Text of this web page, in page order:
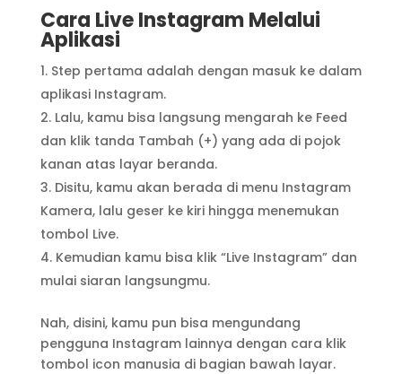
Cara Live Instagram Melalui
Aplikasi
Step pertama adalah dengan masuk ke dalam
aplikasi Instagram.
Lalu, kamu bisa langsung mengarah ke Feed
dan klik tanda Tambah (+) yang ada di pojok
kanan atas layar beranda.
Disitu, kamu akan berada di menu Instagram
Kamera, lalu geser ke kiri hingga menemukan
tombol Live.
Kemudian kamu bisa klik “Live Instagram” dan
mulai siaran langsungmu.
Nah, disini, kamu pun bisa mengundang
pengguna Instagram lainnya dengan cara klik
tombol icon manusia di bagian bawah layar.